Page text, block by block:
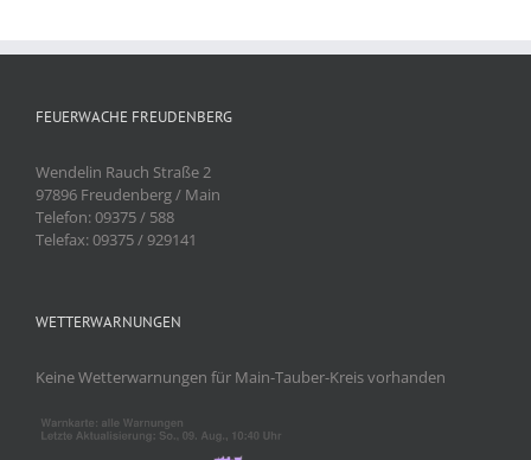
FEUERWACHE FREUDENBERG
Wendelin Rauch Straße 2
97896 Freudenberg / Main
Telefon: 09375 / 588
Telefax: 09375 / 929141
WETTERWARNUNGEN
Keine Wetterwarnungen für Main-Tauber-Kreis vorhanden